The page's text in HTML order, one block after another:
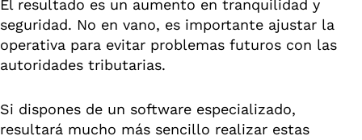
El resultado es un aumento en tranquilidad y
seguridad. No en vano, es importante ajustar la
operativa para evitar problemas futuros con las
autoridades tributarias.
Si dispones de un software especializado,
resultará mucho más sencillo realizar estas